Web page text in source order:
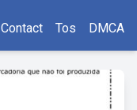
Contact Tos DMCA